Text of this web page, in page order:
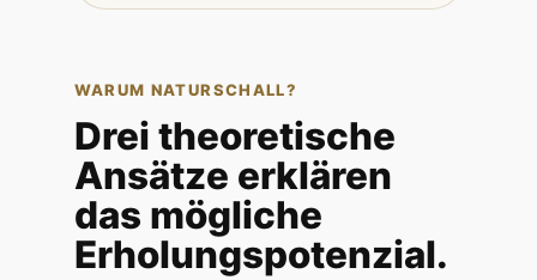
WARUM NATURSCHALL?
Drei theoretische
Ansätze erklären
das mögliche
Erholungspotenzial.